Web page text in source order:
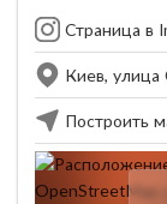
Страница в
Киев, улица
Построить